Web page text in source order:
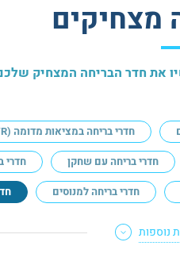
מצחיקים
את חדר הבריחה המצחיק
חדרי בריחה במציאות מדומה (VR)
חדרי בריחה עם שחקן חדרי
חדרי בריחה למנוסים